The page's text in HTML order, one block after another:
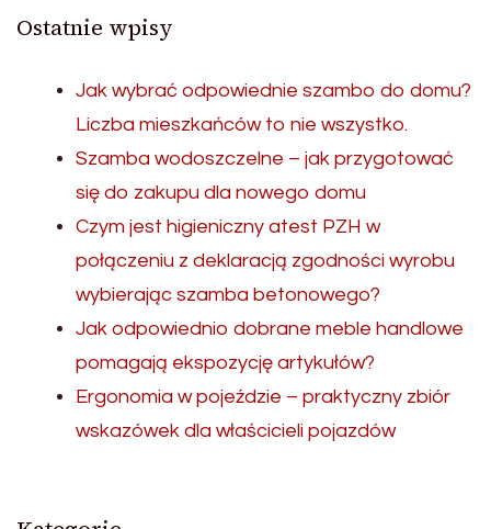
Ostatnie wpisy
Jak wybrać odpowiednie szambo do domu?
Liczba mieszkańców to nie wszystko.
Szamba wodoszczelne – jak przygotować
się do zakupu dla nowego domu
Czym jest higieniczny atest PZH w
połączeniu z deklaracją zgodności wyrobu
wybierając szamba betonowego?
Jak odpowiednio dobrane meble handlowe
pomagają ekspozycję artykułów?
Ergonomia w pojeździe – praktyczny zbiór
wskazówek dla właścicieli pojazdów